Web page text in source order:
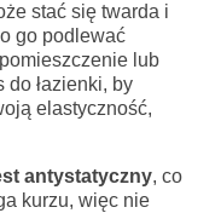
stać się twarda i
go podlewać
lub
do łazienki, by
elastyczność,
antystatyczny, co
kurzu, więc nie